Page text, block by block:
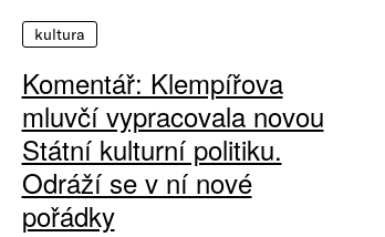
kultura
Komentář: Klempířova
mluvčí vypracovala novou
Státní kulturní politiku.
Odráží se v ní nové
pořádky